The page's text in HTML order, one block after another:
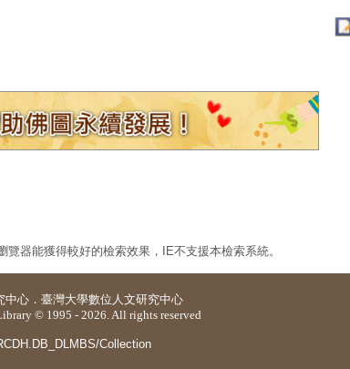
器能獲得較好的檢索效果，IE不支援本檢索系統。
中心 ． 臺灣大學數位人文研究中心
© 1995 - 2026. All rights reserved
Collection